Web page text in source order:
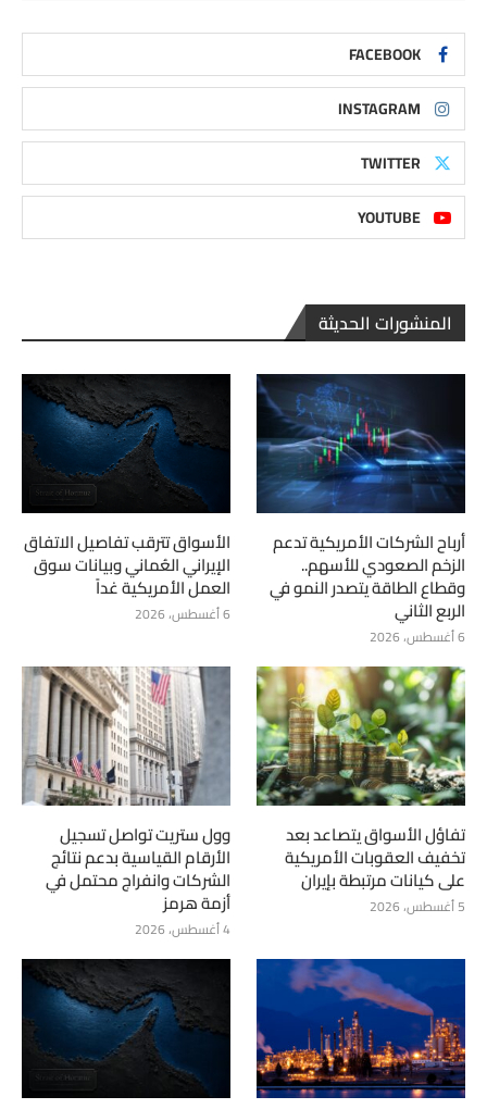
FACEBOOK
INSTAGRAM
TWITTER
YOUTUBE
المنشورات الحديثة
أرباح الشركات الأمريكية تدعم
الزخم الصعودي للأسهم..
وقطاع الطاقة يتصدر النمو في
الربع الثاني
6 أغسطس، 2026
الأسواق تترقب تفاصيل الاتفاق
الإيراني العُماني وبيانات سوق
العمل الأمريكية غداً
6 أغسطس، 2026
تفاؤل الأسواق يتصاعد بعد
تخفيف العقوبات الأمريكية
على كيانات مرتبطة بإيران
5 أغسطس، 2026
وول ستريت تواصل تسجيل
الأرقام القياسية بدعم نتائج
الشركات وانفراج محتمل في
أزمة هرمز
4 أغسطس، 2026